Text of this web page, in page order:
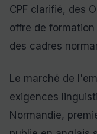
CPF clarifié, des
offre de
des cadres
Le marché de
exigences
Normandie,